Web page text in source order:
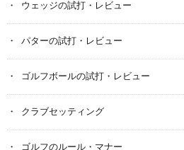
ウェッジの試打・レビュー
パターの試打・レビュー
ゴルフボールの試打・レビュー
クラブセッティング
ゴルフのルール・マナー